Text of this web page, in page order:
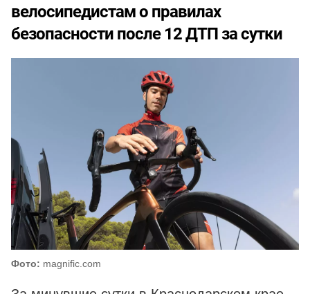
велосипедистам о правилах
безопасности после 12 ДТП за сутки
Фото: magnific.com